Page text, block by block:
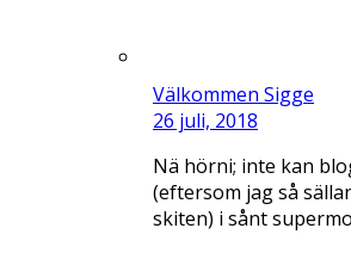
Välkommen Sigge
26 juli, 2018
Nä hörni; inte kan
(eftersom jag så
skiten) i sånt